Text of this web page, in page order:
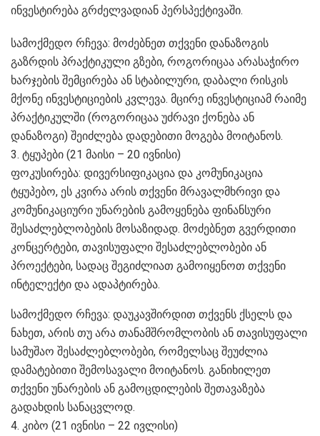
ინვესტირება გრძელვადიან პერსპექტივაში.
სამოქმედო რჩევა: მოძებნეთ თქვენი დანაზოგის
გაზრდის პრაქტიკული გზები, როგორიცაა არასაჭირო
ხარჯების შემცირება ან სტაბილური, დაბალი რისკის
მქონე ინვესტიციების კვლევა. მცირე ინვესტიციამ რაიმე
პრაქტიკულში (როგორიცაა უძრავი ქონება ან
დანაზოგი) შეიძლება დადებითი მოგება მოიტანოს.
3. ტყუპები (21 მაისი – 20 ივნისი)
ფოკუსირება: დივერსიფიკაცია და კომუნიკაცია
ტყუპებო, ეს კვირა არის თქვენი მრავალმხრივი და
კომუნიკაციური უნარების გამოყენება ფინანსური
შესაძლებლობების მოსაზიდად. მოძებნეთ გვერდითი
კონცერტები, თავისუფალი შესაძლებლობები ან
პროექტები, სადაც შეგიძლიათ გამოიყენოთ თქვენი
ინტელექტი და ადაპტირება.
სამოქმედო რჩევა: დაუკავშირდით თქვენს ქსელს და
ნახეთ, არის თუ არა თანამშრომლობის ან თავისუფალი
სამუშაო შესაძლებლობები, რომელსაც შეუძლია
დამატებითი შემოსავალი მოიტანოს. განიხილეთ
თქვენი უნარების ან გამოცდილების შეთავაზება
გადახდის სანაცვლოდ.
4. კიბო (21 ივნისი – 22 ივლისი)